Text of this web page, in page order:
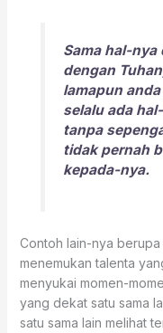
Sama hal-
dengan
lamapun
selalu ada
tanpa
tidak pernah
kepada-nya.
Contoh lain-nya
menemukan talenta
menyukai momen-
yang dekat satu sama
satu sama lain melihat